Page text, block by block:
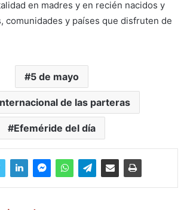
en madres y en recién nacidos y
comunidades y países que disfruten de
5 de mayo
de las parteras
Efeméride del día